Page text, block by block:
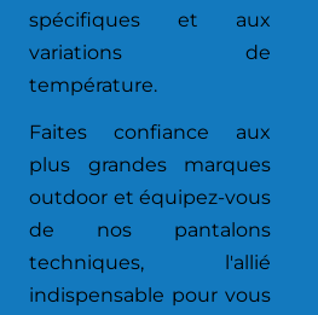
spécifiques et aux
variations de
température.
Faites confiance aux
plus grandes marques
outdoor et équipez-vous
de nos pantalons
techniques, l'allié
indispensable pour vous